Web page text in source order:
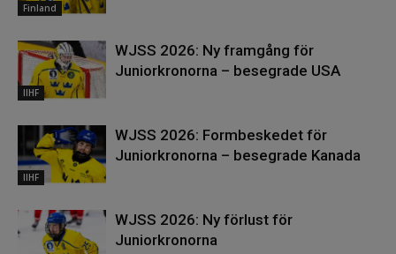
Finland
IIHF
WJSS 2026: Ny framgång för
Juniorkronorna – besegrade USA
IIHF
WJSS 2026: Formbeskedet för
Juniorkronorna – besegrade Kanada
WJSS 2026: Ny förlust för
Juniorkronorna